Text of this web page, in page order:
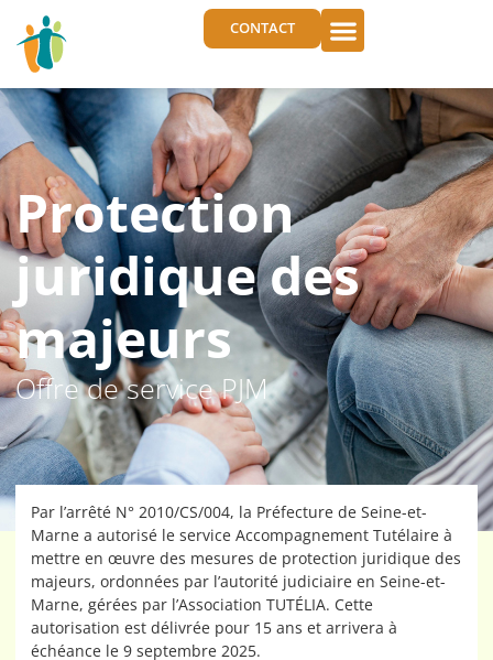
CONTACT
Protection
juridique des
majeurs
Offre de service PJM
Par l’arrêté N° 2010/CS/004, la Préfecture de Seine-et-
Marne a autorisé le service Accompagnement Tutélaire à
mettre en œuvre des mesures de protection juridique des
majeurs, ordonnées par l’autorité judiciaire en Seine-et-
Marne, gérées par l’Association TUTÉLIA. Cette
autorisation est délivrée pour 15 ans et arrivera à
échéance le 9 septembre 2025.